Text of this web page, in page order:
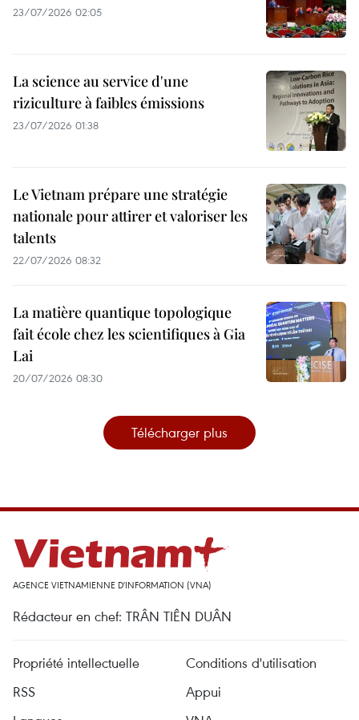
23/07/2026 02:05
La science au service d'une
riziculture à faibles émissions
23/07/2026 01:38
Le Vietnam prépare une stratégie
nationale pour attirer et valoriser les
talents
22/07/2026 08:32
La matière quantique topologique
fait école chez les scientifiques à Gia
Lai
20/07/2026 08:30
Télécharger plus
AGENCE VIETNAMIENNE D'INFORMATION (VNA)
Rédacteur en chef: TRÂN TIÊN DUÂN
Propriété intellectuelle
Conditions d'utilisation
RSS
Appui